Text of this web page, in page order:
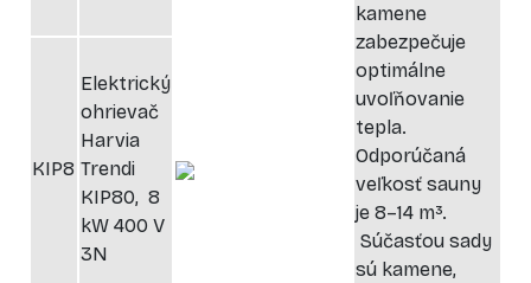
kamene
zabezpečuje
optimálne
uvoľňovanie
tepla.
Odporúčaná
veľkosť sauny
je 8–14 m³.
Súčasťou sady
sú kamene,
KIP8
Elektrický
ohrievač
Harvia
Trendi
KIP80, 8
kW 400 V
3N